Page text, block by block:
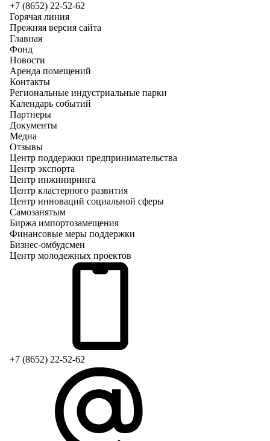
+7 (8652) 22-52-62
Горячая линия
Прежняя версия сайта
Главная
Фонд
Новости
Аренда помещений
Контакты
Региональные индустриальные парки
Календарь событий
Партнеры
Документы
Медиа
Отзывы
Центр поддержки предпринимательства
Центр экспорта
Центр инжиниринга
Центр кластерного развития
Центр инноваций социальной сферы
Cамозанятым
Биржа импортозамещения
Финансовые меры поддержки
Бизнес-омбудсмен
Центр молодежных проектов
+7 (8652) 22-52-62